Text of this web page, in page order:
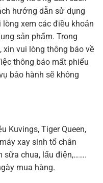
hướng dẫn sử dụng
xem các điều khoản
sản phẩm. Trong
vui lòng thông báo về
thông báo mất phiếu
bảo hành sẽ không
Kuvings, Tiger Queen,
xay sinh tố chân
sữa chua, lẩu điện,…….
mua hàng.